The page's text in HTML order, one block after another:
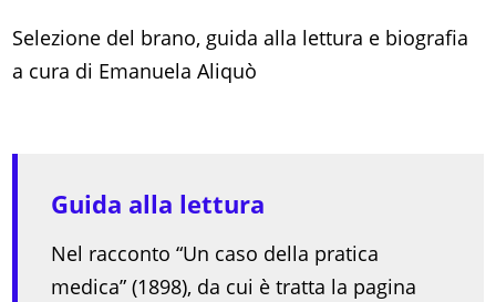
Selezione del brano, guida alla lettura e biografia
a cura di Emanuela Aliquò
Guida alla lettura
Nel racconto “Un caso della pratica
medica” (1898), da cui è tratta la pagina